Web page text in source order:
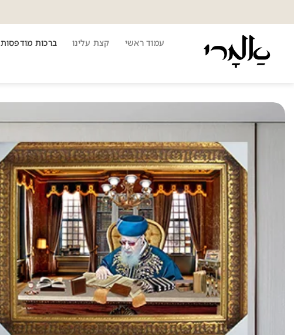
to
עמוד ראשי קצת עלינו ברכות מודפסות